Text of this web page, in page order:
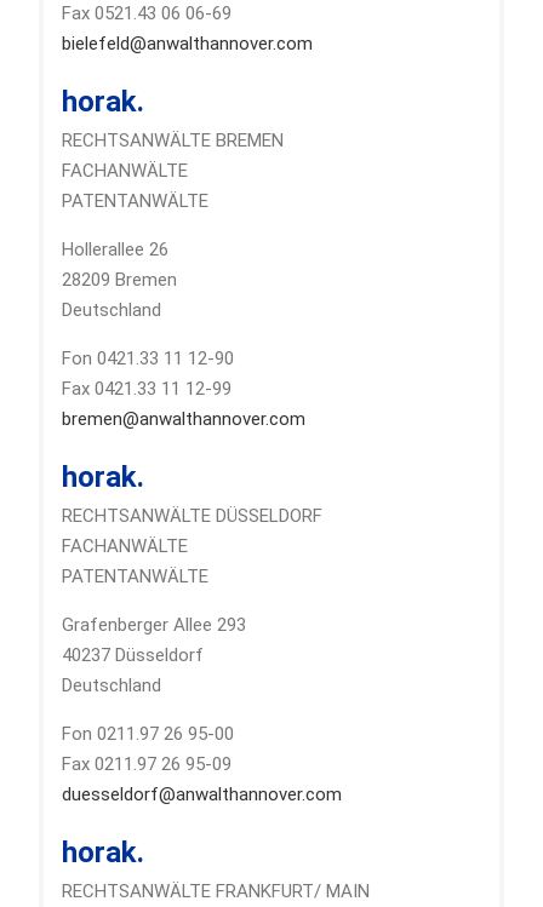
Fax 0521.43 06 06-69
bielefeld@anwalthannover.com
horak.
RECHTSANWÄLTE BREMEN
FACHANWÄLTE
PATENTANWÄLTE
Hollerallee 26
28209 Bremen
Deutschland
Fon 0421.33 11 12-90
Fax 0421.33 11 12-99
bremen@anwalthannover.com
horak.
RECHTSANWÄLTE DÜSSELDORF
FACHANWÄLTE
PATENTANWÄLTE
Grafenberger Allee 293
40237 Düsseldorf
Deutschland
Fon 0211.97 26 95-00
Fax 0211.97 26 95-09
duesseldorf@anwalthannover.com
horak.
RECHTSANWÄLTE FRANKFURT/ MAIN